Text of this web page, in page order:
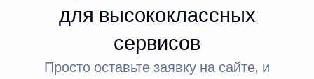
для высококлассных
сервисов
Просто оставьте заявку на сайте, и